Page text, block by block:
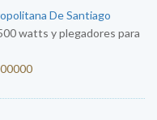
De Santiago
watts y plegadores para